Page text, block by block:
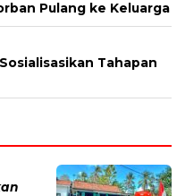
Pulang ke Keluarga
Tahapan